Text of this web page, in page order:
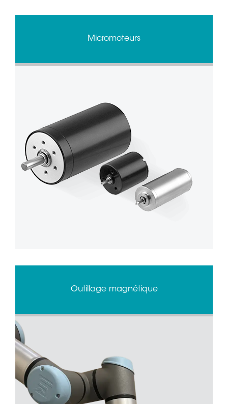
Micromoteurs
Outillage magnétique